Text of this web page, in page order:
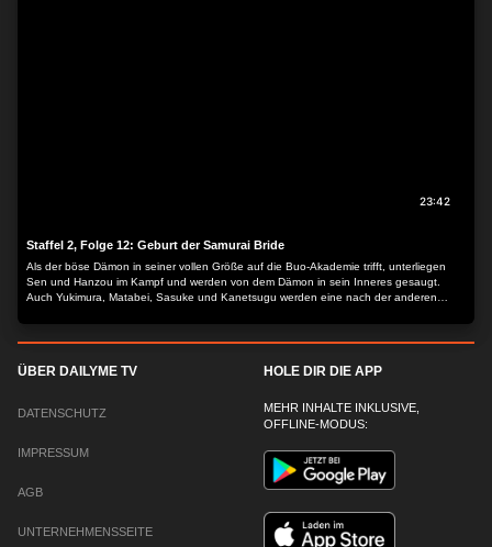
23:42
Staffel 2, Folge 12: Geburt der Samurai Bride
Als der böse Dämon in seiner vollen Größe auf die Buo-Akademie trifft, unterliegen
Sen und Hanzou im Kampf und werden von dem Dämon in sein Inneres gesaugt.
Auch Yukimura, Matabei, Sasuke und Kanetsugu werden eine nach der anderen
eintreten, kann Juubei die Seelen ihrer toten Freundinnen dazu bringen, ihr übriges Qi
Muneakira zu schenken, der damit durch einen gezielten Kuss Juubei zu seiner
ÜBER DAILYME TV
DATENSCHUTZ
IMPRESSUM
AGB
UNTERNEHMENSSEITE
HOLE DIR DIE APP
MEHR INHALTE INKLUSIVE,
OFFLINE-MODUS: